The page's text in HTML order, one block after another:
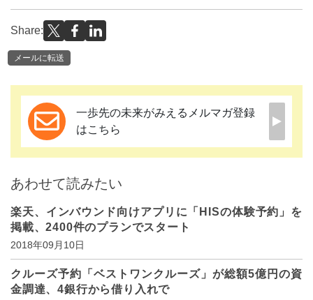
Share:
メールに転送
一歩先の未来がみえるメルマガ登録
はこちら
あわせて読みたい
楽天、インバウンド向けアプリに「HISの体験予約」を
掲載、2400件のプランでスタート
2018年09月10日
クルーズ予約「ベストワンクルーズ」が総額5億円の資
金調達、4銀行から借り入れで